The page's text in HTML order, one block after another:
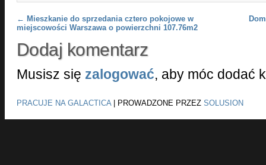
Post navigation
← Mieszkanie do sprzedania cztero pokojowe w
miejscowości Warszawa o powierzchni 107.76m2
Dodaj komentarz
Musisz się zalogować, aby móc dodać
PRACUJE NA GALACTICA| PROWADZONE PRZEZ SOLUSION